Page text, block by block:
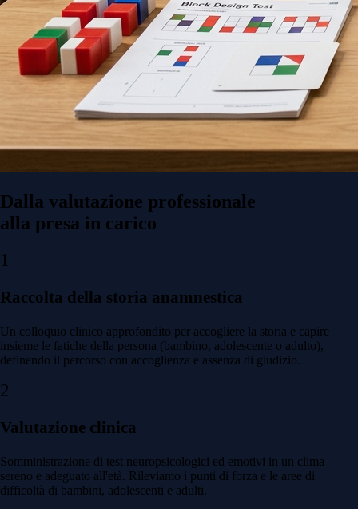
Dalla valutazione professionale
alla presa in carico
1
Raccolta della storia anamnestica
Un colloquio clinico approfondito per accogliere la storia e capire
insieme le fatiche della persona (bambino, adolescente o adulto),
definendo il percorso con accoglienza e assenza di giudizio.
2
Valutazione clinica
Somministrazione di test neuropsicologici ed emotivi in un clima
sereno e adeguato all'età. Rileviamo i punti di forza e le aree di
difficoltà di bambini, adolescenti e adulti.